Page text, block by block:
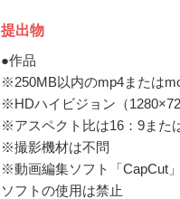
提出物
●作品
※250MB以内のmp4または
※HDハイビジョン（
※アスペクト比は16：9また
※撮影機材は不問
※動画編集ソフト「CapCut
ソフトの使用は禁止